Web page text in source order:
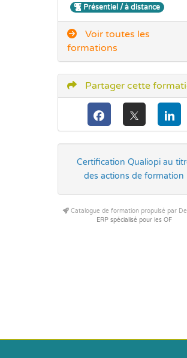
Présentiel / à distance
Voir toutes les
formations
Partager cette
Certification Qualiopi au
des actions de formation
Catalogue de formation propulsé par
ERP spécialisé pour les OF